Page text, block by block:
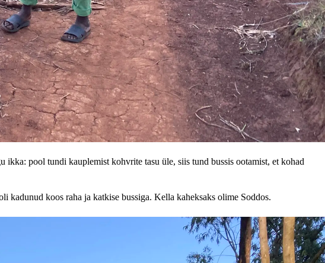
ikka: pool tundi kauplemist kohvrite tasu üle, siis tund bussis ootamist, et kohad
kadunud koos raha ja katkise bussiga. Kella kaheksaks olime Soddos.